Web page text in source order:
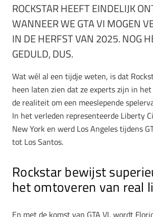
ROCKSTAR HEEFT EINDELIJK
WANNEER WE GTA VI MOGEN
IN DE HERFST VAN 2025. NOG
GEDULD, DUS.
Wat wél al een tijdje weten, is dat
heen laten zien dat ze experts zijn in
de realiteit om een meeslepende
In het verleden representeerde Liberty
New York en werd Los Angeles tijdens
tot Los Santos.
Rockstar bewijst
het omtoveren van real
En met de komst van GTA VI, wordt